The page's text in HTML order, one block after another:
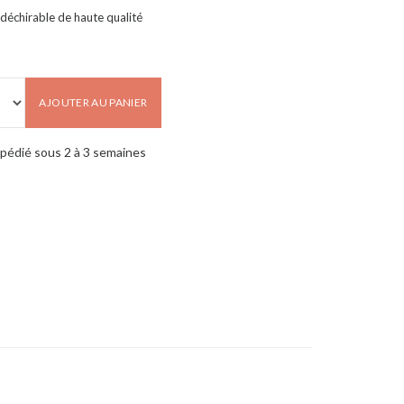
de haute qualité
AJOUTER AU PANIER
sous 2 à 3 semaines